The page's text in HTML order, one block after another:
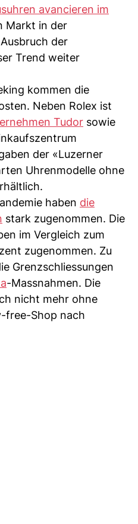
avancieren im
Markt in der
der
Trend weiter
kommen die
Neben Rolex ist
Tudor sowie
der «Luzerner
Uhrenmodelle ohne
haben die
stark zugenommen. Die
im Vergleich zum
zugenommen. Zu
Grenzschliessungen
-Massnahmen. Die
nicht mehr ohne
free-Shop nach